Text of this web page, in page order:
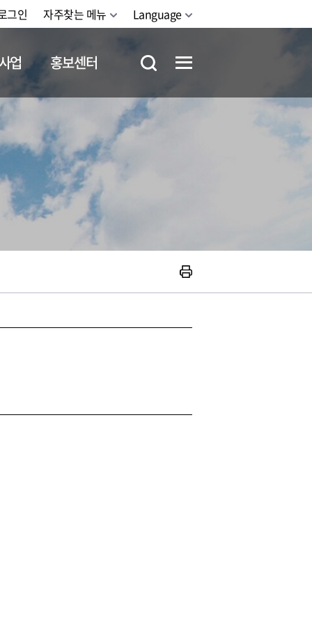
그인 자주찾는 메뉴 Language
업 홍보센터